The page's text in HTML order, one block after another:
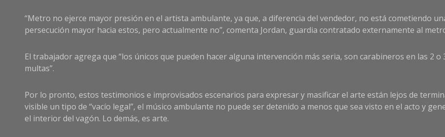
“Metro no ejerce mayor presión en el artista ambulante, ya que, a diferencia del vendedor, no está cometiendo
persecución mayor hacia estos, pero actualmente no”, comenta Jordan, guardia contratado externamente al
El trabajador agrega que “los únicos que pueden hacer alguna intervención más seria, son carabineros en las 2
multas”.
Por lo pronto, estos testimonios e improvisados escenarios para expresar y masificar el arte están lejos de
visible un tipo de “vacío legal”, el músico ambulante no puede ser detenido a menos que sea visto en el acto y
el interior del vagón. Lo demás, es arte.